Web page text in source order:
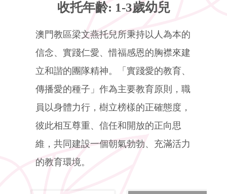
收托年齡: 1-3歲幼兒
澳門教區梁文燕托兒所秉持以人為本的
信念、實踐仁愛、惜福感恩的胸襟來建
立和諧的團隊精神。「實踐愛的教育、
傳播愛的種子」作為主要教育原則，職
員以身體力行，樹立榜樣的正確態度，
彼此相互尊重、信任和開放的正向思
維，共同建設一個朝氣勃勃、充滿活力
的教育環境。